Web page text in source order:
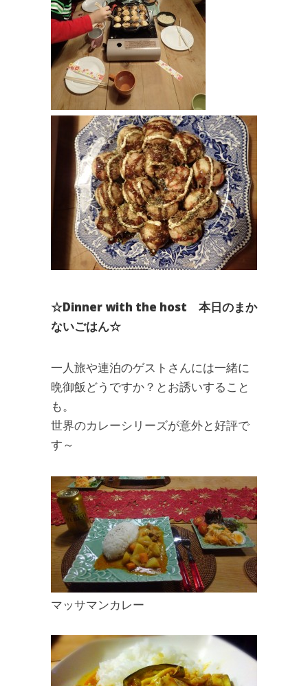
☆Dinner with the host 本日のまか
ないごはん☆
一人旅や連泊のゲストさんには一緒に
晩御飯どうですか？とお誘いすること
も。
世界のカレーシリーズが意外と好評で
す～
マッサマンカレー